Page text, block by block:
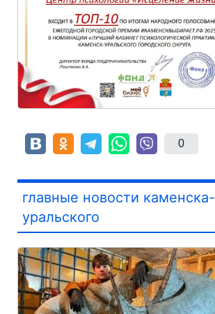
0
главные новости каменска-
уральского